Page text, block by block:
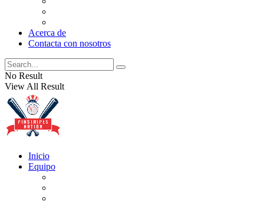
Acerca de
Contacta con nosotros
No Result
View All Result
Inicio
Equipo